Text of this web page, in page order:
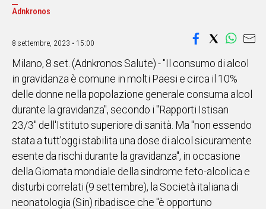
ALTRE
POLITICA
ITALIA
NEL
MONDO
SPORT
EVENTI
STORIE
VIDEO
Adnkronos
8 settembre, 2023 • 15:00
Milano, 8 set. (Adnkronos Salute) - "Il consumo di alcol
in gravidanza è comune in molti Paesi e circa il 10%
delle donne nella popolazione generale consuma alcol
durante la gravidanza", secondo i "Rapporti Istisan
23/3" dell'Istituto superiore di sanità. Ma "non essendo
stata a tutt'oggi stabilita una dose di alcol sicuramente
esente da rischi durante la gravidanza", in occasione
della Giornata mondiale della sindrome feto-alcolica e
disturbi correlati (9 settembre), la Società italiana di
neonatologia (Sin) ribadisce che "è opportuno